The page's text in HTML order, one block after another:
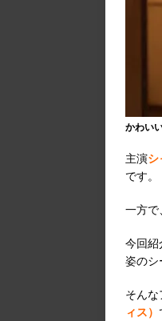
かわい
主演
です。
一方で
今回紹
姿のシ
そん
ィス）